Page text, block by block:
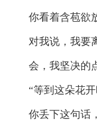
你看着含苞欲
对我说，我要
会，我坚决的
“等到这朵花
你丢下这句话